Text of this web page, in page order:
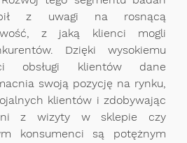
z uwagi na rosnącą
z jaką klienci mogli
Dzięki wysokiemu
obsługi klientów dane
swoją pozycję na rynku,
klientów i zdobywając
z wizyty w sklepie czy
konsumenci są potężnym